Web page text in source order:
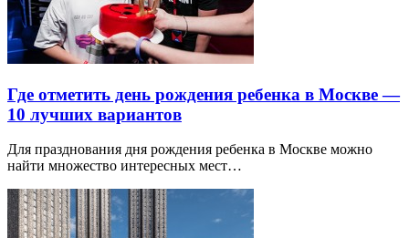
Где отметить день рождения ребенка в Москве —
10 лучших вариантов
Для празднования дня рождения ребенка в Москве можно
найти множество интересных мест…